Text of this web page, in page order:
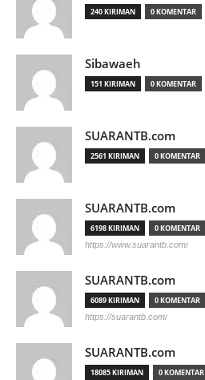
240 KIRIMAN 0 KOMENTAR
Sibawaeh
151 KIRIMAN 0 KOMENTAR
SUARANTB.com
2561 KIRIMAN 0 KOMENTAR
SUARANTB.com
6198 KIRIMAN 0 KOMENTAR
https://www.suarantb.com/
SUARANTB.com
6089 KIRIMAN 0 KOMENTAR
https://suarantb.com/
SUARANTB.com
18085 KIRIMAN 0 KOMENTAR